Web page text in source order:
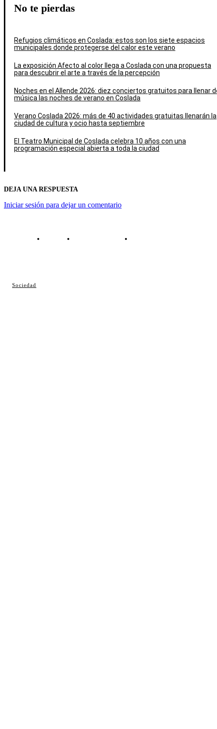
Sociedad
No te pierdas
Refugios climáticos en Coslada: estos son los siete espacios
municipales donde protegerse del calor este verano
La exposición Afecto al color llega a Coslada con una propuesta
para descubrir el arte a través de la percepción
Noches en el Allende 2026: diez conciertos gratuitos para llenar
música las noches de verano en Coslada
Verano Coslada 2026: más de 40 actividades gratuitas llenarán la
ciudad de cultura y ocio hasta septiembre
El Teatro Municipal de Coslada celebra 10 años con una
programación especial abierta a toda la ciudad
DEJA UNA RESPUESTA
Iniciar sesión para dejar un comentario
Contacto Política de cookies